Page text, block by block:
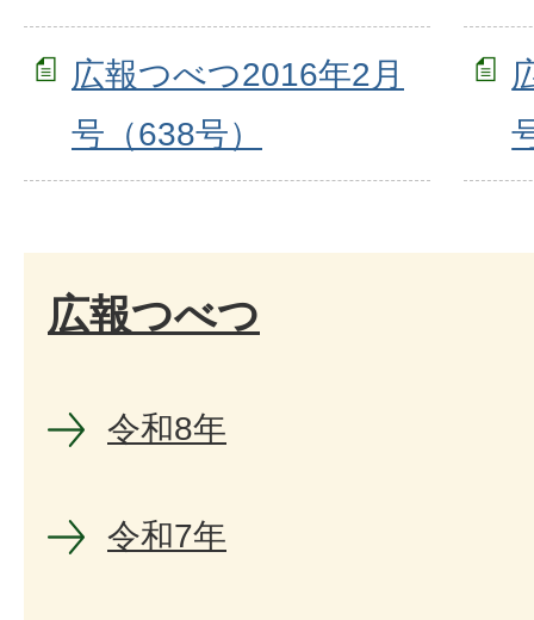
広報つべつ2016年2月
号（638号）
広報つべつ
令和8年
令和7年